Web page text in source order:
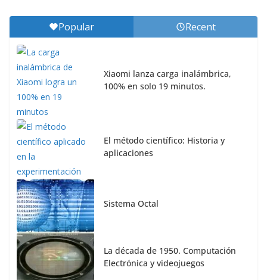
Popular Recent
Xiaomi lanza carga inalámbrica,
100% en solo 19 minutos.
El método científico: Historia y
aplicaciones
Sistema Octal
La década de 1950. Computación
Electrónica y videojuegos